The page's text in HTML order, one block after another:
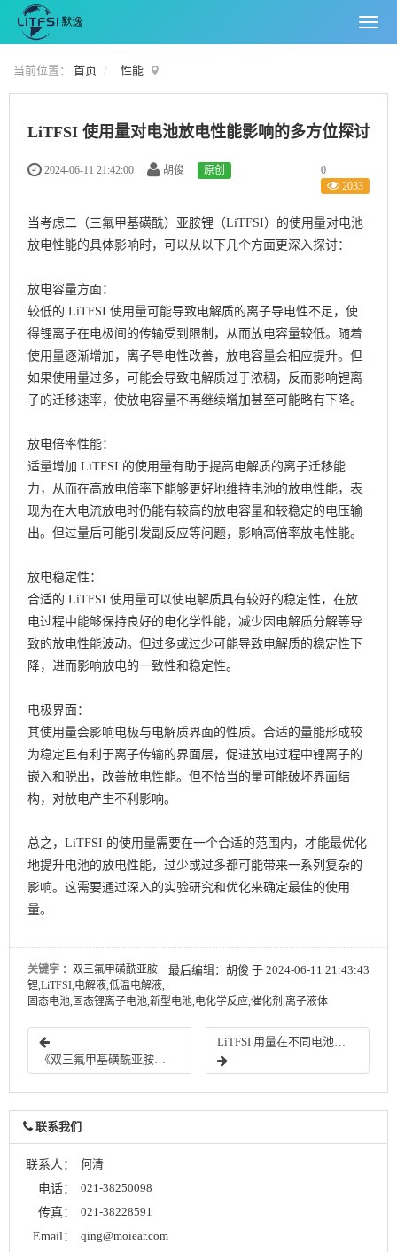
当前位置： 首页 性能
LiTFSI 使用量对电池放电性能影响的多方位探讨
2024-06-11 21:42:00 胡俊 原创
0
2033
当考虑二（三氟甲基磺酰）亚胺锂（LiTFSI）的使用量对电池
放电性能的具体影响时，可以从以下几个方面更深入探讨：
放电容量方面：
较低的 LiTFSI 使用量可能导致电解质的离子导电性不足，使
得锂离子在电极间的传输受到限制，从而放电容量较低。随着
使用量逐渐增加，离子导电性改善，放电容量会相应提升。但
如果使用量过多，可能会导致电解质过于浓稠，反而影响锂离
子的迁移速率，使放电容量不再继续增加甚至可能略有下降。
放电倍率性能：
适量增加 LiTFSI 的使用量有助于提高电解质的离子迁移能
力，从而在高放电倍率下能够更好地维持电池的放电性能，表
现为在大电流放电时仍能有较高的放电容量和较稳定的电压输
出。但过量后可能引发副反应等问题，影响高倍率放电性能。
放电稳定性：
合适的 LiTFSI 使用量可以使电解质具有较好的稳定性，在放
电过程中能够保持良好的电化学性能，减少因电解质分解等导
致的放电性能波动。但过多或过少可能导致电解质的稳定性下
降，进而影响放电的一致性和稳定性。
电极界面：
其使用量会影响电极与电解质界面的性质。合适的量能形成较
为稳定且有利于离子传输的界面层，促进放电过程中锂离子的
嵌入和脱出，改善放电性能。但不恰当的量可能破坏界面结
构，对放电产生不利影响。
总之，LiTFSI 的使用量需要在一个合适的范围内，才能最优化
地提升电池的放电性能，过少或过多都可能带来一系列复杂的
影响。这需要通过深入的实验研究和优化来确定最佳的使用
量。
最后编辑：胡俊 于 2024-06-11 21:43:43
关键字 ：双三氟甲磺酰亚胺
锂,LiTFSI,电解液,低温电解液,
固态电池,固态锂离子电池,新型电池,电化学反应,催化剂,离子液体
《双三氟甲基磺酰亚胺的应用与发展前景》：
LiTFSI 用量在不同电池类型中对放电性能的实际影响与应用策略
联系我们
联系人：
何清
电话：
021-38250098
传真：
021-38228591
Email：
qing@moiear.com